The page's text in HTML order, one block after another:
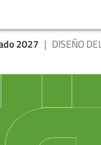
2027 DISEÑO